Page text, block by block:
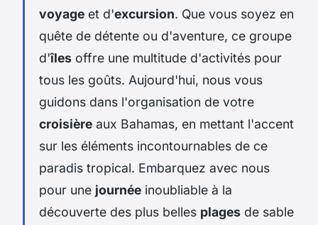
voyage et d'excursion. Que vous soyez en
quête de détente ou d'aventure, ce groupe
d'îles offre une multitude d'activités pour
tous les goûts. Aujourd'hui, nous vous
guidons dans l'organisation de votre
croisière aux Bahamas, en mettant l'accent
sur les éléments incontournables de ce
paradis tropical. Embarquez avec nous
pour une journée inoubliable à la
découverte des plus belles plages de sable